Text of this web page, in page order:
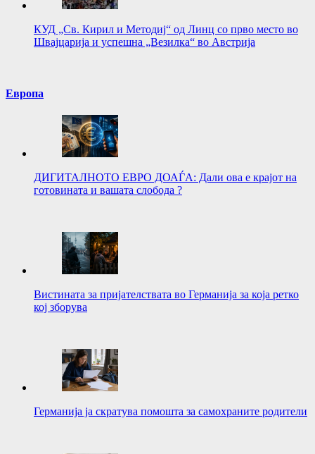
КУД „Св. Кирил и Методиј“ од Линц со прво место во
Швајцарија и успешна „Везилка“ во Австрија
Европа
ДИГИТАЛНОТО ЕВРО ДОАЃА: Дали ова е крајот на
готовината и вашата слобода ?
Вистината за пријателствата во Германија за која ретко
кој зборува
Германија ја скратува помошта за самохраните родители